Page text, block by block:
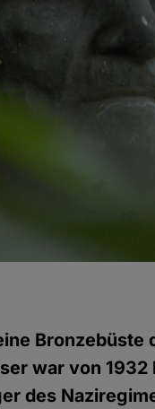
Bronzebüste
war von
des